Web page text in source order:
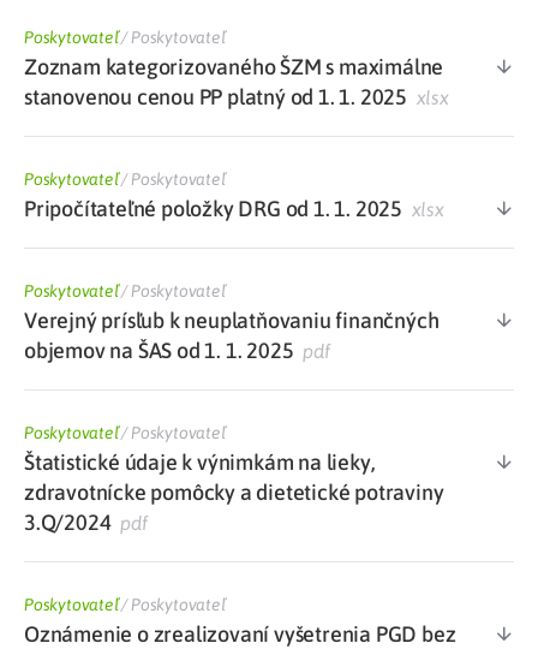
Poskytovateľ/Poskytovateľ
Zoznam kategorizovaného ŠZM s maximálne
stanovenou cenou PP platný od 1. 1. 2025 xlsx
Poskytovateľ/Poskytovateľ
Pripočítateľné položky DRG od 1. 1. 2025 xlsx
Poskytovateľ/Poskytovateľ
Verejný prísľub k neuplatňovaniu finančných
objemov na ŠAS od 1. 1. 2025 pdf
Poskytovateľ/Poskytovateľ
Štatistické údaje k výnimkám na lieky,
zdravotnícke pomôcky a dietetické potraviny
3.Q/2024pdf
Poskytovateľ/Poskytovateľ
Oznámenie o zrealizovaní vyšetrenia PGD bez